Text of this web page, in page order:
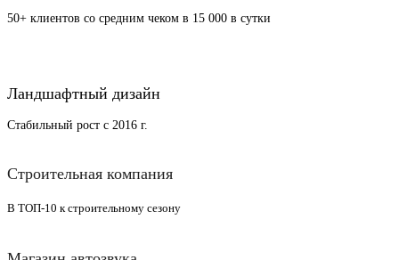
50+ клиентов со средним чеком в 15 000 в сутки
Ландшафтный дизайн
Стабильный рост с 2016 г.
Строительная компания
В ТОП-10 к строительному сезону